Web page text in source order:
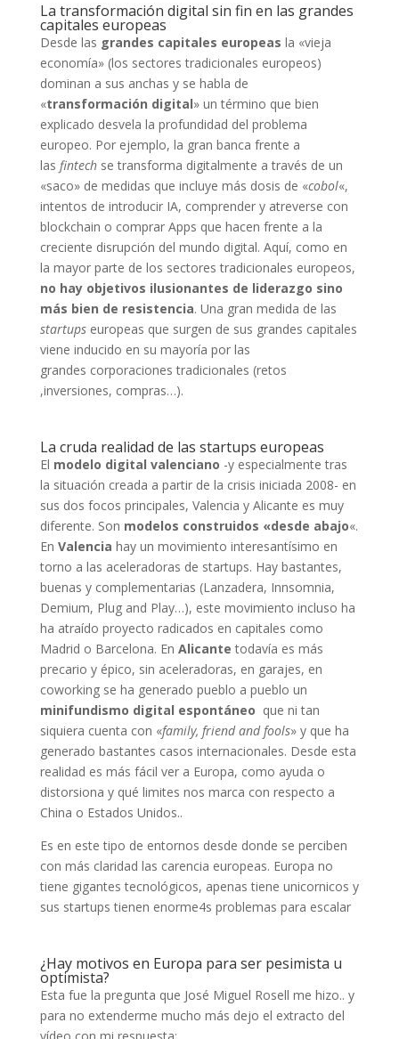
La transformación digital sin fin en las grandes
capitales europeas
Desde las grandes capitales europeas la «vieja
economía» (los sectores tradicionales europeos)
dominan a sus anchas y se habla de
«transformación digital» un término que bien
explicado desvela la profundidad del problema
europeo. Por ejemplo, la gran banca frente a
las fintechse transforma digitalmente a través de un
«saco» de medidas que incluye más dosis de «cobol«,
intentos de introducir IA, comprender y atreverse con
blockchain o comprar Apps que hacen frente a la
creciente disrupción del mundo digital. Aquí, como en
la mayor parte de los sectores tradicionales europeos,
no hay objetivos ilusionantes de liderazgo sino
más bien de resistencia. Una gran medida de las
startupseuropeas que surgen de sus grandes capitales
viene inducido en su mayoría por las
grandes corporaciones tradicionales (retos
,inversiones, compras…).
La cruda realidad de las startups europeas
El modelo digital valenciano -y especialmente tras
la situación creada a partir de la crisis iniciada 2008- en
sus dos focos principales, Valencia y Alicante es muy
diferente. Son modelos construidos «desde abajo«.
En Valencia hay un movimiento interesantísimo en
torno a las aceleradoras de startups. Hay bastantes,
buenas y complementarias (Lanzadera, Innsomnia,
Demium, Plug and Play…), este movimiento incluso ha
ha atraído proyecto radicados en capitales como
Madrid o Barcelona. En Alicante todavía es más
precario y épico, sin aceleradoras, en garajes, en
coworking se ha generado pueblo a pueblo un
minifundismo digital espontáneo que ni tan
siquiera cuenta con «family, friend and fools» y que ha
generado bastantes casos internacionales. Desde esta
realidad es más fácil ver a Europa, como ayuda o
distorsiona y qué limites nos marca con respecto a
China o Estados Unidos..
Es en este tipo de entornos desde donde se perciben
con más claridad las carencia europeas. Europa no
tiene gigantes tecnológicos, apenas tiene unicornicos y
sus startups tienen enorme4s problemas para escalar
¿Hay motivos en Europa para ser pesimista u
optimista?
Esta fue la pregunta que José Miguel Rosell me hizo.. y
para no extenderme mucho más dejo el extracto del